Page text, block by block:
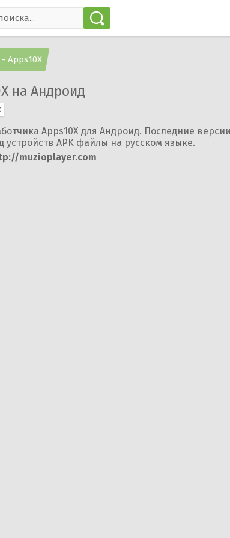
Apps10X
на Андроид
Apps10X для Андроид. Последние
устройств APK файлы на русском языке.
muzioplayer.com